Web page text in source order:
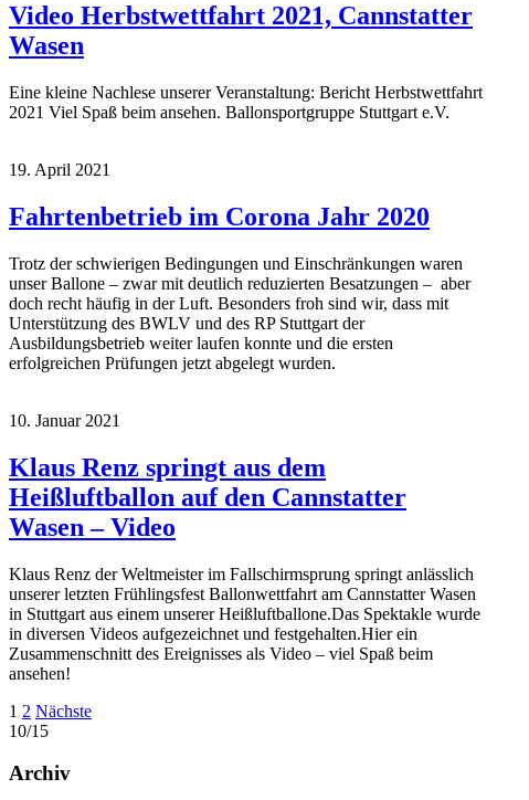
Video Herbstwettfahrt 2021, Cannstatter
Wasen
Eine kleine Nachlese unserer Veranstaltung: Bericht Herbstwettfahrt
2021 Viel Spaß beim ansehen. Ballonsportgruppe Stuttgart e.V.
19. April 2021
Fahrtenbetrieb im Corona Jahr 2020
Trotz der schwierigen Bedingungen und Einschränkungen waren
unser Ballone – zwar mit deutlich reduzierten Besatzungen – aber
doch recht häufig in der Luft. Besonders froh sind wir, dass mit
Unterstützung des BWLV und des RP Stuttgart der
Ausbildungsbetrieb weiter laufen konnte und die ersten
erfolgreichen Prüfungen jetzt abgelegt wurden.
10. Januar 2021
Klaus Renz springt aus dem
Heißluftballon auf den Cannstatter
Wasen – Video
Klaus Renz der Weltmeister im Fallschirmsprung springt anlässlich
unserer letzten Frühlingsfest Ballonwettfahrt am Cannstatter Wasen
in Stuttgart aus einem unserer Heißluftballone.Das Spektakle wurde
in diversen Videos aufgezeichnet und festgehalten.Hier ein
Zusammenschnitt des Ereignisses als Video – viel Spaß beim
ansehen!
Seitennummerierung
der
Beiträge
1 2 Nächste
10/15
Archiv